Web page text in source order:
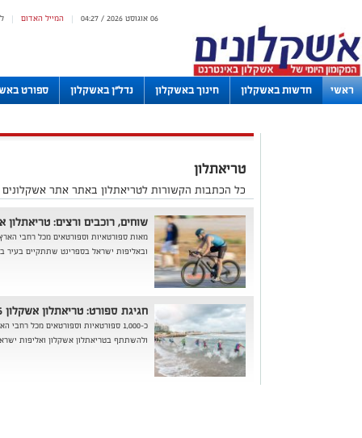
| המייל האדום | 06 אוגוסט 2026 / 04:27
ראשי חדשות באשקלון חינוך באשקלון נדל"ן באשקלון ספורט
טריאתלון
כל הכתבות הקשורות לטריאתלון באתר אתר
שוחים, רוכבים ורצים: טריאתלון
מאות ספורטאיות וספורטאים מכל רחבי
ובאליפות ישראל בספרינט שתתקיים בעיר ביום
חגיגת ספורט: טריאתלון אשקלון 2025 יוצא לדרך
כ-1,000 ספורטאיות וספורטאים מכל
ולהשתתף בטריאתלון אשקלון ואליפות